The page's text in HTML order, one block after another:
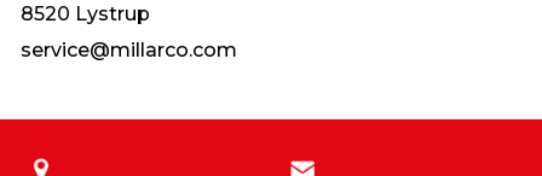
8520 Lystrup
service@millarco.com